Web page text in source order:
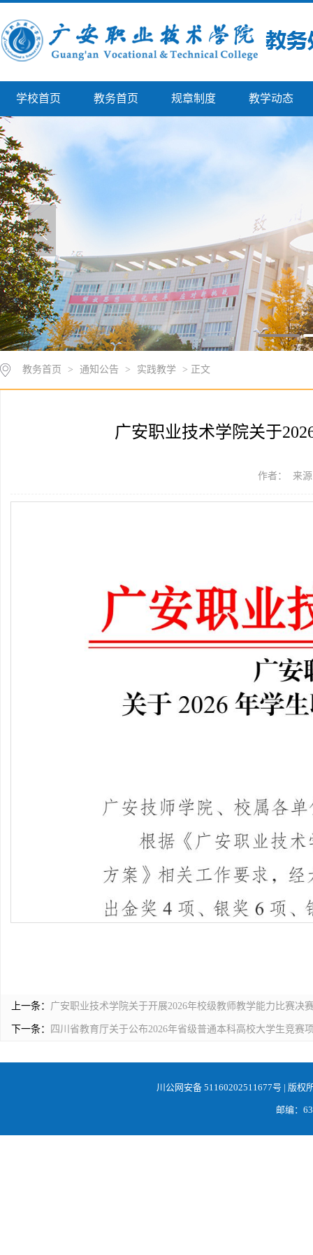
学校首页 教务首页 规章制度 教学动态
教务首页 > 通知公告 > 实践教学 > 正文
广安职业技术学院关于
作者： 来
上一条： 广安职业技术学院关于开展2026年校级教师教学能力比赛决
下一条： 四川省教育厅关于公布2026年省级普通本科高校大学生竞赛
川公网安备 51160202511677号 | 版权
邮编：